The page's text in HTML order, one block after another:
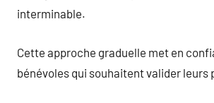
interminable.
Cette approche graduelle met en
bénévoles qui souhaitent valider leurs